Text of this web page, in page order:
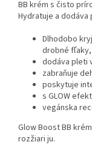
BB krém s čisto
Hydratuje a
Dlhodobo
drobné fľaky,
dodáva pleti
zabraňuje
poskytuje
s GLOW
vegánska
Glow Boost BB
rozžiari ju.